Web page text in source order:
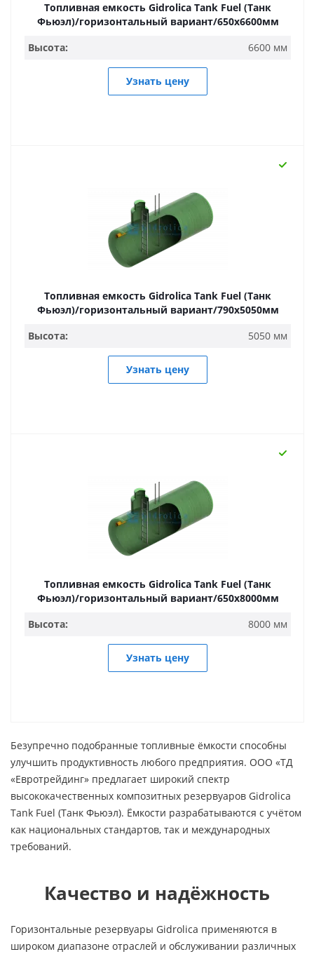
Топливная емкость Gidrolica Tank Fuel (Танк
Фьюэл)/горизонтальный вариант/650х6600мм
Высота:
6600 мм
Узнать цену
Топливная емкость Gidrolica Tank Fuel (Танк
Фьюэл)/горизонтальный вариант/790х5050мм
Высота:
5050 мм
Узнать цену
Топливная емкость Gidrolica Tank Fuel (Танк
Фьюэл)/горизонтальный вариант/650х8000мм
Высота:
8000 мм
Узнать цену
Безупречно подобранные топливные ёмкости способны
улучшить продуктивность любого предприятия. ООО «ТД
«Евротрейдинг» предлагает широкий спектр
высококачественных композитных резервуаров Gidrolica
Tank Fuel (Танк Фьюэл). Ёмкости разрабатываются с учётом
как национальных стандартов, так и международных
требований.
Качество и надёжность
Горизонтальные резервуары Gidrolica применяются в
широком диапазоне отраслей и обслуживании различных